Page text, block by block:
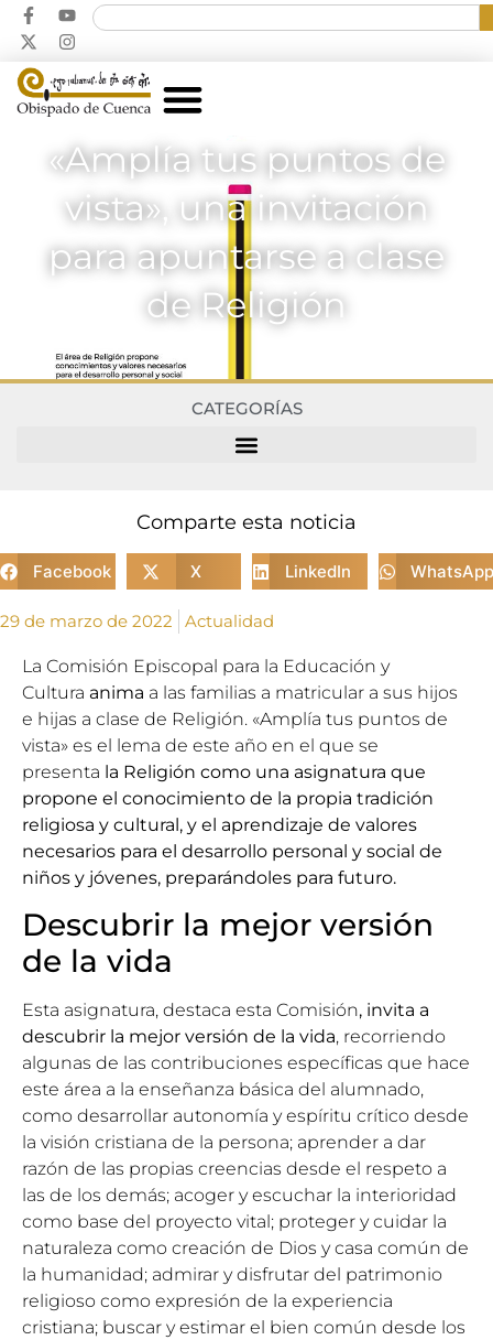
«Amplía tus puntos de
vista», una invitación
para apuntarse a clase
de Religión
CATEGORÍAS
Comparte esta noticia
Facebook X LinkedIn WhatsApp
29 de marzo de 2022 Actualidad
La Comisión Episcopal para la Educación y
Cultura anima a las familias a matricular a sus hijos
e hijas a clase de Religión. «Amplía tus puntos de
vista» es el lema de este año en el que se
presenta la Religión como una asignatura que
propone el conocimiento de la propia tradición
religiosa y cultural, y el aprendizaje de valores
necesarios para el desarrollo personal y social de
niños y jóvenes, preparándoles para futuro.
Descubrir la mejor versión
de la vida
Esta asignatura, destaca esta Comisión, invita a
descubrir la mejor versión de la vida, recorriendo
algunas de las contribuciones específicas que hace
este área a la enseñanza básica del alumnado,
como desarrollar autonomía y espíritu crítico desde
la visión cristiana de la persona; aprender a dar
razón de las propias creencias desde el respeto a
las de los demás; acoger y escuchar la interioridad
como base del proyecto vital; proteger y cuidar la
naturaleza como creación de Dios y casa común de
la humanidad; admirar y disfrutar del patrimonio
religioso como expresión de la experiencia
cristiana; buscar y estimar el bien común desde los